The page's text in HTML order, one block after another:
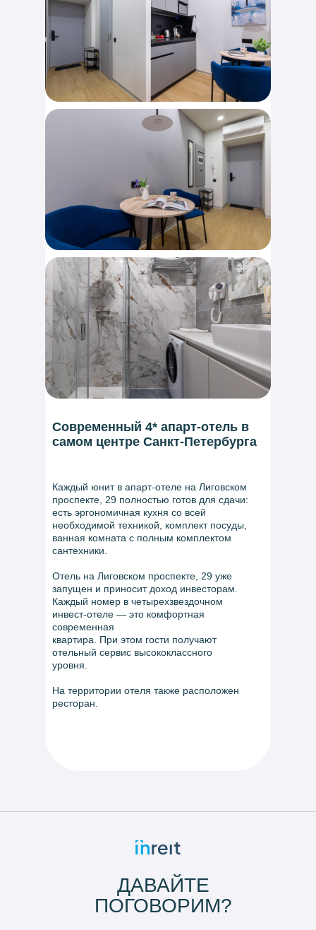
Современный 4* апарт-отель в
самом центре Санкт-Петербурга
Каждый юнит в апарт-отеле на Лиговском
проспекте, 29 полностью готов для сдачи:
есть эргономичная кухня со всей
необходимой техникой, комплект посуды,
ванная комната с полным комплектом
сантехники.
Отель на Лиговском проспекте, 29 уже
запущен и приносит доход инвесторам.
Каждый номер в четырехзвездочном
инвест-отеле — это комфортная
современная
квартира. При этом гости получают
отельный сервис высококлассного
уровня.
На территории отеля также расположен
ресторан.
ДАВАЙТЕ
ПОГОВОРИМ?